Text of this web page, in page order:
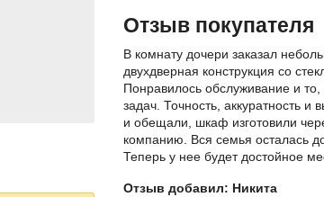
Отзыв покупателя
В комнату дочери заказал
двухдверная конструкция со
Понравилось обслуживание и
задач. Точность, аккуратность
и обещали, шкаф изготовили
компанию. Вся семья осталась
Теперь у нее будет достойное
Отзыв добавил: Никита